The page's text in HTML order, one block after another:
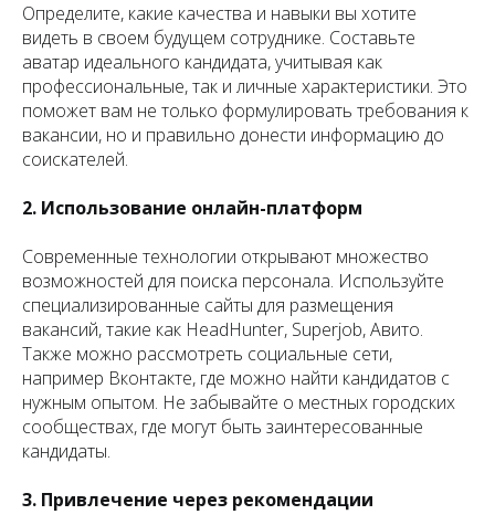
Определите, какие качества и навыки вы хотите
видеть в своем будущем сотруднике. Составьте
аватар идеального кандидата, учитывая как
профессиональные, так и личные характеристики. Это
поможет вам не только формулировать требования к
вакансии, но и правильно донести информацию до
соискателей.
2. Использование онлайн-платформ
Современные технологии открывают множество
возможностей для поиска персонала. Используйте
специализированные сайты для размещения
вакансий, такие как HeadHunter, Superjob, Авито.
Также можно рассмотреть социальные сети,
например Вконтакте, где можно найти кандидатов с
нужным опытом. Не забывайте о местных городских
сообществах, где могут быть заинтересованные
кандидаты.
3. Привлечение через рекомендации